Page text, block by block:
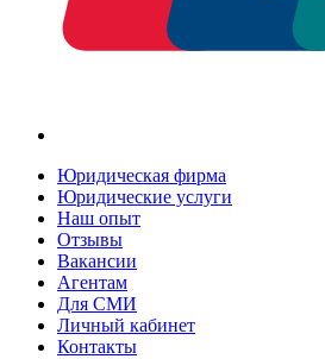
Юридическая фирма
Юридические услуги
Наш опыт
Отзывы
Вакансии
Агентам
Для СМИ
Личный кабинет
Контакты